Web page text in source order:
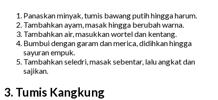
Panaskan minyak, tumis bawang putih hingga harum.
Tambahkan ayam, masak hingga berubah warna.
Tambahkan air, masukkan wortel dan kentang.
Bumbui dengan garam dan merica, didihkan hingga
sayuran empuk.
Tambahkan seledri, masak sebentar, lalu angkat dan
sajikan.
3. Tumis Kangkung